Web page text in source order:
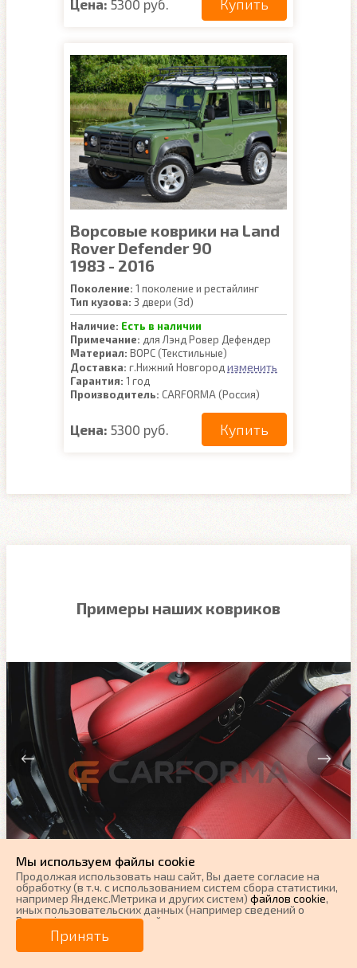
Цена: 5300 руб. Купить
Ворсовые коврики на Land
Rover Defender 90
1983 - 2016
Поколение: 1 поколение и рестайлинг
Тип кузова: 3 двери (3d)
Наличие: Есть в наличии
Примечание: для Лэнд Ровер Дефендер
Материал: ВОРС (Текстильные)
Доставка: г.Нижний Новгород изменить
Гарантия: 1 год
Производитель: CARFORMA (Россия)
Цена: 5300 руб. Купить
Примеры наших ковриков
Мы используем файлы cookie
Продолжая использовать наш cайт, Вы даете согласие на
обработку (в т.ч. с использованием систем сбора статистики,
например Яндекс.Метрика и других систем) файлов cookie,
иных пользовательских данных (например сведений о
Вашем ip-адресе, сведений о местоположении, типе
устройства, времени посещения страницы, сведений о
ресурсах сети Интернет, с которых были совершены
переходы на наш сайт, сведения о Ваших действиях на сайте
Принять